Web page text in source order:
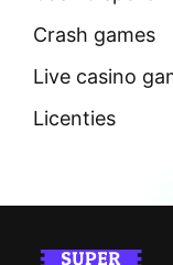
Crash games
Live casino
Licenties